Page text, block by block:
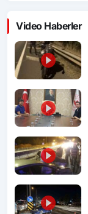
Video Haberler